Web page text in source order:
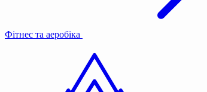
Фітнес та аеробіка